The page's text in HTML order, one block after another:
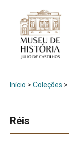
Início > Coleções >
Réis